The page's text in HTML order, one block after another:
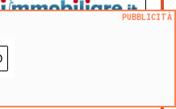
immobile
PUBBLICITÀ